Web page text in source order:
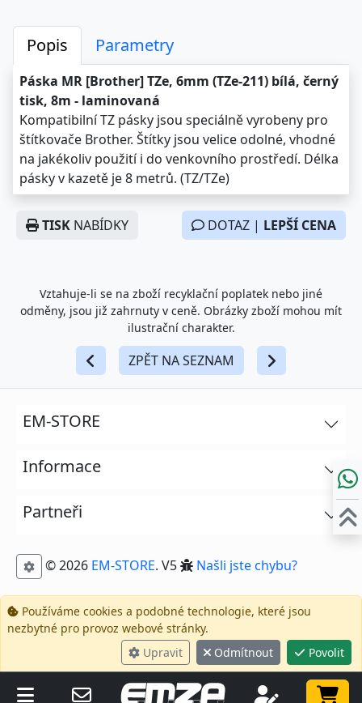
Popis Parametry
Páska MR [Brother] TZe, 6mm (TZe-211) bílá, černý
tisk, 8m - laminovaná
Kompatibilní TZ pásky jsou speciálně vyrobeny pro
štítkovače Brother. Štítky jsou velice odolné, vhodné
na jakékoliv použití i do venkovního prostředí. Délka
pásky v kazetě je 8 metrů. (TZ/TZe)
TISK NABÍDKY DOTAZ | LEPŠÍ CENA
Vztahuje-li se na zboží recyklační poplatek nebo jiné
odměny, jsou již zahrnuty v ceně. Obrázky zboží mohou mít
ilustrační charakter.
ZPĚT NA SEZNAM
EM-STORE
Informace
Partneři
© 2026 EM-STORE. V5 Našli jste chybu?
Používáme cookies a podobné technologie, které jsou
nezbytné pro provoz webové stránky.
Upravit
Odmítnout Povolit